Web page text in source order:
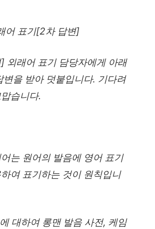
어 표기[2차 답변]
외래어 표기 담당자에게 아래
변을 받아 덧붙입니다. 기다려
습니다.
는 원어의 발음에 영어 표기
여 표기하는 것이 원칙입니
대하여 롱맨 발음 사전, 케임